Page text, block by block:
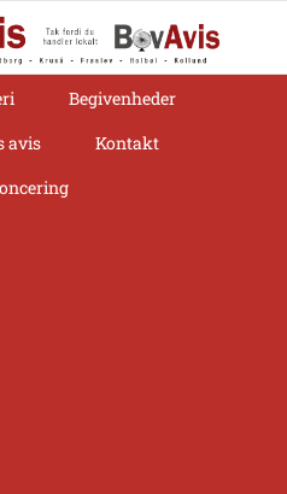
Begivenheder
avis
Kontakt